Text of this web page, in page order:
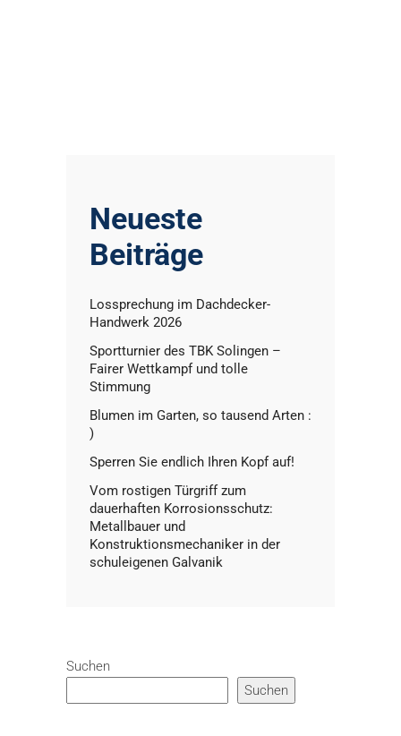
Neueste
Beiträge
Lossprechung im Dachdecker-
Handwerk 2026
Sportturnier des TBK Solingen –
Fairer Wettkampf und tolle
Stimmung
Blumen im Garten, so tausend Arten :
)
Sperren Sie endlich Ihren Kopf auf!
Vom rostigen Türgriff zum
dauerhaften Korrosionsschutz:
Metallbauer und
Konstruktionsmechaniker in der
schuleigenen Galvanik
Suchen
Suchen